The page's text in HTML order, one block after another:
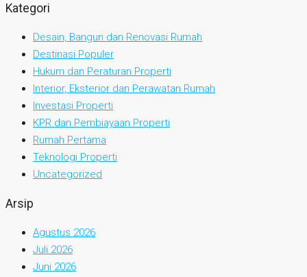
Kategori
Desain, Bangun dan Renovasi Rumah
Destinasi Populer
Hukum dan Peraturan Properti
Interior, Eksterior dan Perawatan Rumah
Investasi Properti
KPR dan Pembiayaan Properti
Rumah Pertama
Teknologi Properti
Uncategorized
Arsip
Agustus 2026
Juli 2026
Juni 2026